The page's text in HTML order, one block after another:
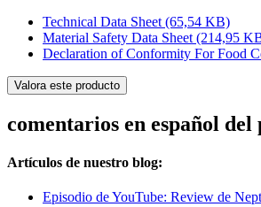
Technical Data Sheet (65,54 KB)
Material Safety Data Sheet (214,95
Declaration of Conformity For Food
Valora este producto
comentarios en español
Artículos de nuestro blog:
Episodio de YouTube: Review de